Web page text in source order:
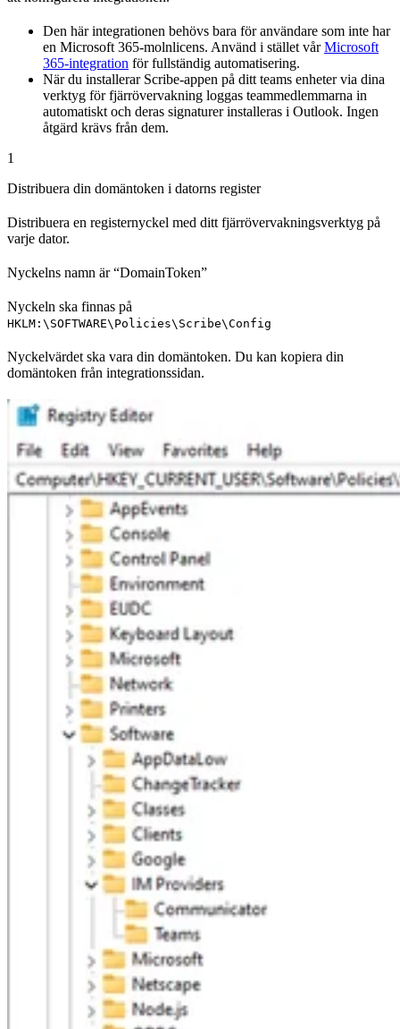
Den här integrationen behövs bara för användare som inte har
en Microsoft 365-molnlicens. Använd i stället vårMicrosoft
365-integration för fullständig automatisering.
När du installerar Scribe-appen på ditt teams enheter via dina
verktyg för fjärrövervakning loggas teammedlemmarna in
automatiskt och deras signaturer installeras i Outlook. Ingen
åtgärd krävs från dem.
1
Distribuera din domäntoken i datorns register
Distribuera en registernyckel med ditt fjärrövervakningsverktyg på
varje dator.
Nyckelns namn är “DomainToken”
Nyckeln ska finnas på
HKLM:\SOFTWARE\Policies\Scribe\Config
Nyckelvärdet ska vara din domäntoken. Du kan kopiera din
domäntoken från integrationssidan.